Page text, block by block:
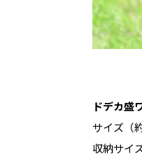
ドデカ盛
サイズ（
収納サイ